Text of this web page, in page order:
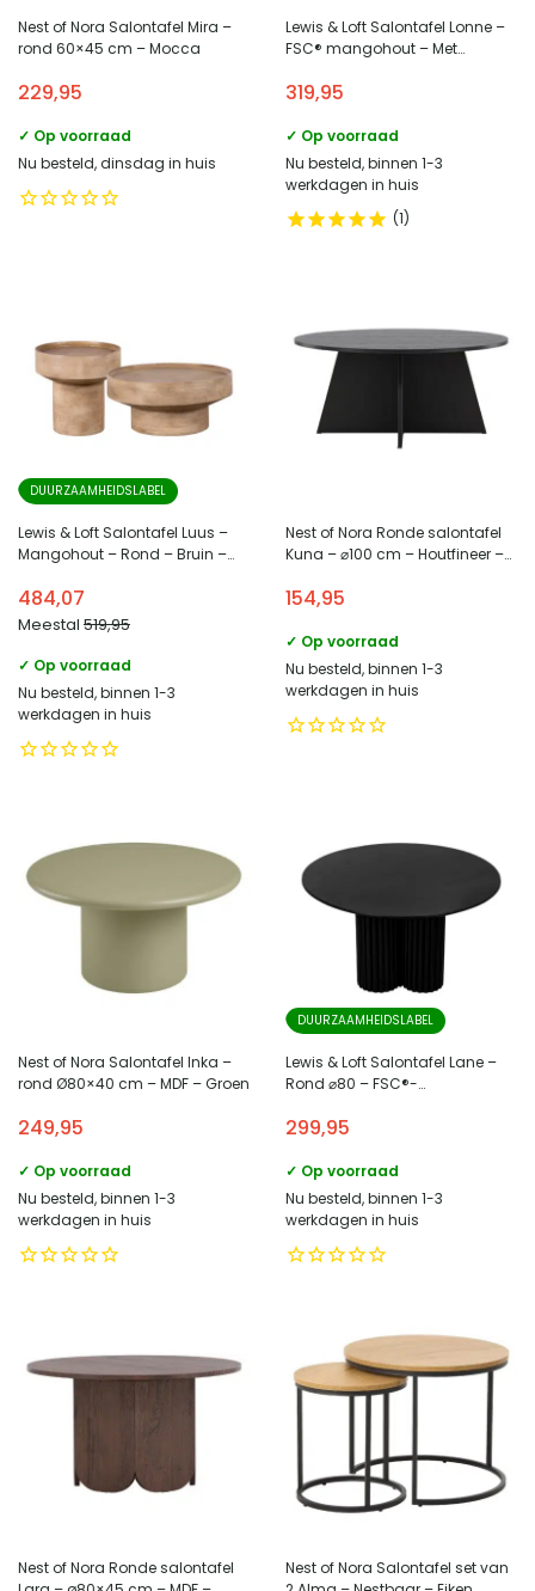
Nest of Nora Salontafel Mira –
rond 60×45 cm – Mocca
229,95
✓ Op voorraad
Nu besteld, dinsdag in huis
Lewis & Loft Salontafel Lonne –
FSC® mangohout – Met
319,95
✓ Op voorraad
Nu besteld, binnen 1-3
werkdagen in huis
1
DUURZAAMHEIDSLABEL
Lewis & Loft Salontafel Luus –
Mangohout – Rond – Bruin –
484,07
Meestal 519,95
✓ Op voorraad
Nu besteld, binnen 1-3
werkdagen in huis
Nest of Nora Ronde salontafel
Kuna – ⌀100 cm – Houtfineer –
154,95
✓ Op voorraad
Nu besteld, binnen 1-3
werkdagen in huis
Nest of Nora Salontafel Inka –
rond Ø80×40 cm – MDF – Groen
249,95
✓ Op voorraad
Nu besteld, binnen 1-3
werkdagen in huis
DUURZAAMHEIDSLABEL
Lewis & Loft Salontafel Lane –
Rond ⌀80 – FSC®-
Zwart
299,95
✓ Op voorraad
Nu besteld, binnen 1-3
werkdagen in huis
Nest of Nora Ronde salontafel
Nest of Nora Salontafel set van